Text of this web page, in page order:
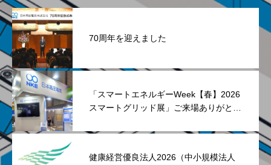
70周年を迎えました
「スマートエネルギーWeek【春】2026
スマートグリッド展」ご来場ありがとう
健康経営優良法人2026（中小規模法人